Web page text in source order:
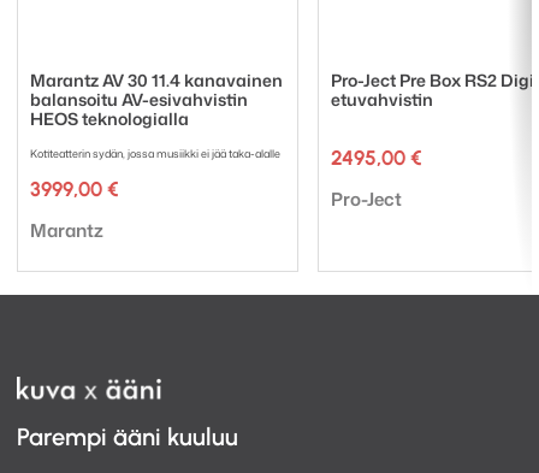
Virrankulutus: 20 W max
Paino (ilman pakkausta / pakattuna): 6.59 kg, 10.15
Mitat (L x K x S): 440 x 105 x 390mm
Marantz AV 30 11.4 kanavainen
balansoitu AV-esivahvistin
HEOS teknologialla
Kotiteatterin sydän, jossa musiikki ei jää taka-alalle
3999,00 €
Tuotemerkki:
Marantz
Pro-Ject Pre Box RS2
etuvahvistin
2495,00 €
Tuotemerkki:
Pro-Ject
Parempi ääni kuuluu